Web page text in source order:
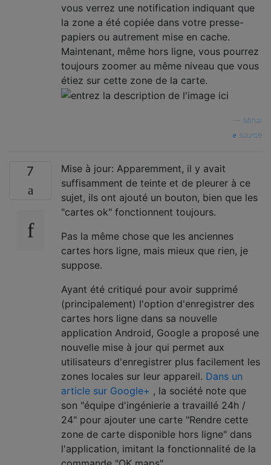
vous verrez une notification indiquant que
la zone a été copiée dans votre presse-
papiers ou autrement mise en cache.
Maintenant, même hors ligne, vous pourrez
toujours zoomer au même niveau que vous
étiez sur cette zone de la carte.
Mihai
source
7
Mise à jour: Apparemment, il y avait
suffisamment de teinte et de pleurer à ce
sujet, ils ont ajouté un bouton, bien que les
"cartes ok" fonctionnent toujours.
Pas la même chose que les anciennes
cartes hors ligne, mais mieux que rien, je
suppose.
Ayant été critiqué pour avoir supprimé
(principalement) l'option d'enregistrer des
cartes hors ligne dans sa nouvelle
application Android, Google a proposé une
nouvelle mise à jour qui permet aux
utilisateurs d'enregistrer plus facilement les
zones locales sur leur appareil. Dans un
article sur Google+ , la société note que
son "équipe d'ingénierie a travaillé 24h /
24" pour ajouter une carte "Rendre cette
zone de carte disponible hors ligne" dans
l'application, imitant la fonctionnalité de la